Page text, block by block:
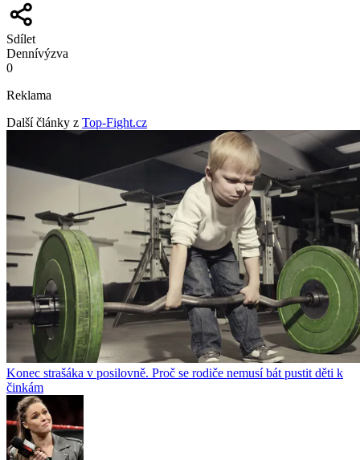
Sdílet
Dennívýzva
0
Reklama
Další články z Top-Fight.cz
Konec strašáka v posilovně. Proč se rodiče nemusí bát pustit děti k
činkám